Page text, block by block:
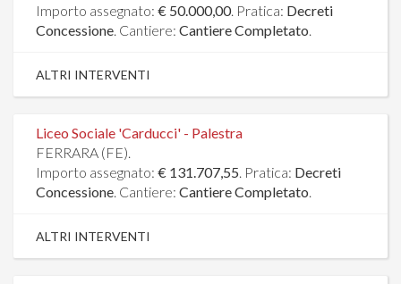
Importo assegnato: € 50.000,00. Pratica: Decreti
Concessione. Cantiere: Cantiere Completato.
ALTRI INTERVENTI
Liceo Sociale 'Carducci' - Palestra
FERRARA (FE).
Importo assegnato: € 131.707,55. Pratica: Decreti
Concessione. Cantiere: Cantiere Completato.
ALTRI INTERVENTI